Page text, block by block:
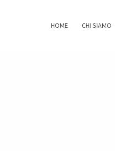
HOME CHI SIAMO